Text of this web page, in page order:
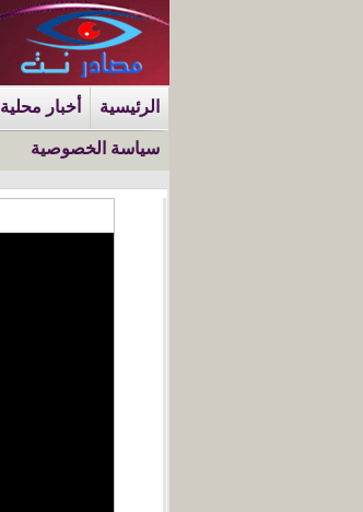
الرئيسية أخبار محلية
سياسة الخصوصية